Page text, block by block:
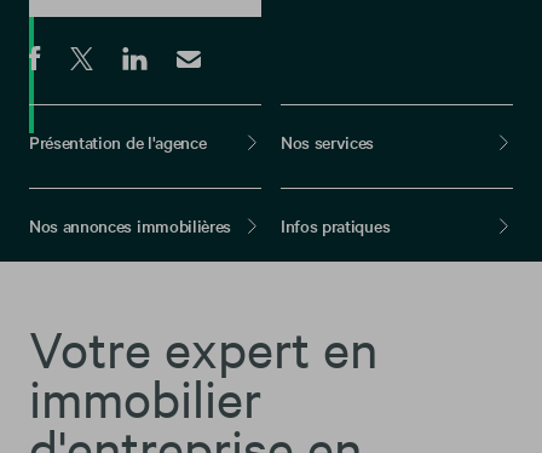
Présentation de l'agence Nos services
Nos annonces immobilières Infos pratiques
Votre expert en
immobilier